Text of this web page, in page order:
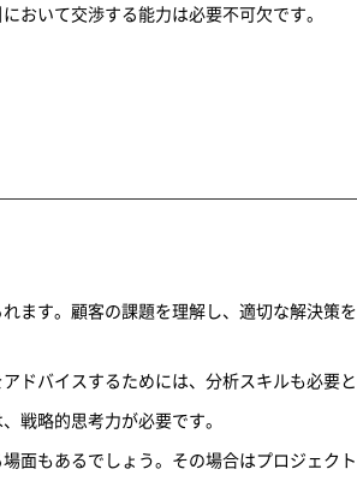
おいて交渉する能力は必要不可欠です。
ます。顧客の課題を理解し、適切な解決策
ドバイスするためには、分析スキルも必要
戦略的思考力が必要です。
面もあるでしょう。その場合はプロジェク